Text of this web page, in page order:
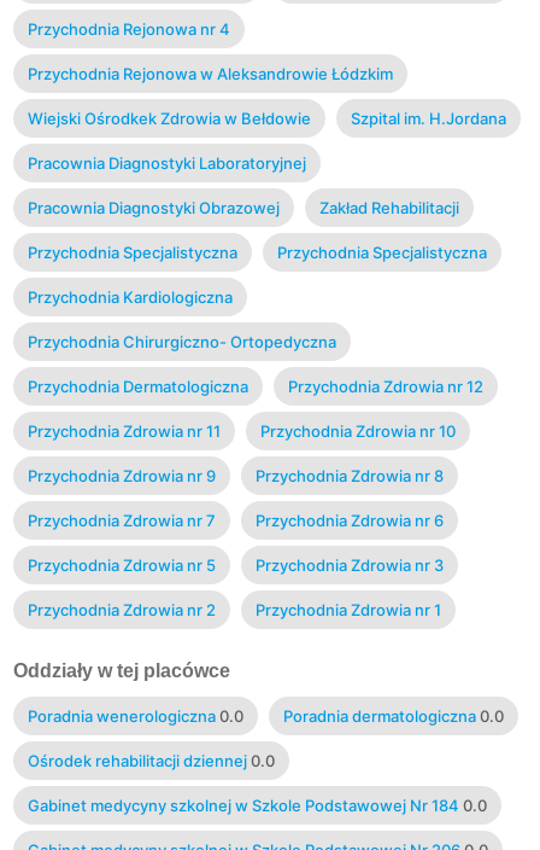
Przychodnia Rejonowa nr 4
Przychodnia Rejonowa w Aleksandrowie Łódzkim
Wiejski Ośrodkek Zdrowia w Bełdowie Szpital im. H.Jordana
Pracownia Diagnostyki Laboratoryjnej
Pracownia Diagnostyki Obrazowej Zakład Rehabilitacji
Przychodnia Specjalistyczna Przychodnia Specjalistyczna
Przychodnia Kardiologiczna
Przychodnia Chirurgiczno- Ortopedyczna
Przychodnia Dermatologiczna Przychodnia Zdrowia nr 12
Przychodnia Zdrowia nr 11 Przychodnia Zdrowia nr 10
Przychodnia Zdrowia nr 9 Przychodnia Zdrowia nr 8
Przychodnia Zdrowia nr 7 Przychodnia Zdrowia nr 6
Przychodnia Zdrowia nr 5 Przychodnia Zdrowia nr 3
Przychodnia Zdrowia nr 2 Przychodnia Zdrowia nr 1
Oddziały w tej placówce
Poradnia wenerologiczna 0.0 Poradnia dermatologiczna 0.0
Ośrodek rehabilitacji dziennej 0.0
Gabinet medycyny szkolnej w Szkole Podstawowej Nr 184 0.0